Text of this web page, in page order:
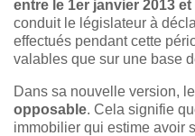
entre le 1er janvier 2013
conduit le législateur à
effectués pendant cette
valables que sur une base
Dans sa nouvelle version,
opposable. Cela signifie
immobilier qui estime avoir